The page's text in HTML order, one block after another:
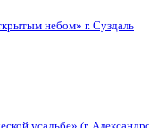
небом» г. Суздаль